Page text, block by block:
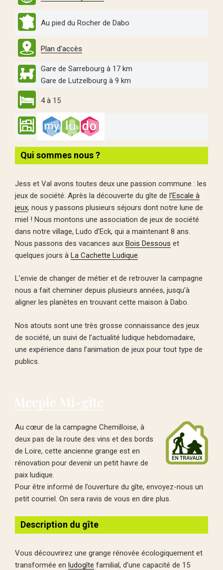
Au pied du Rocher de Dabo
Plan d'accès
Gare de Sarrebourg à 17 km
Gare de Lutzelbourg à 9 km
4 à 15
Qui sommes nous ?
Jess et Val avons toutes deux une passion commune : les
jeux de société. Après la découverte du gîte de l’Escale à
jeux, nous y passons plusieurs séjours dont notre lune de
miel ! Nous montons une association de jeux de société
dans notre village, Ludo d’Eck, qui a maintenant 8 ans.
Nous passons des vacances aux Bois Dessous et
quelques jours à La Cachette Ludique
L’envie de changer de métier et de retrouver la campagne
nous a fait cheminer depuis plusieurs années, jusqu’à
aligner les planètes en trouvant cette maison à Dabo.
Nos atouts sont une très grosse connaissance des jeux
de société, un suivi de l’actualité ludique hebdomadaire,
une expérience dans l’animation de jeux pour tout type de
publics.
Meeple Mi-gite
Au cœur de la campagne Chemilloise, à
deux pas de la route des vins et des bords
de Loire, cette ancienne grange est en
rénovation pour devenir un petit havre de
paix ludique.
Pour être informé de l’ouverture du gîte, envoyez-nous un
petit courriel. On sera ravis de vous en dire plus.
Description du gîte
Vous découvrirez une grange rénovée écologiquement et
transformée en ludogîte familial, d’une capacité de 15